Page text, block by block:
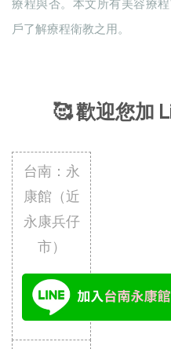
療程與否。本文所有美容療
戶了解療程衛教之用。
🥰 歡迎您加
台南：永
康館（近
永康兵仔
市）